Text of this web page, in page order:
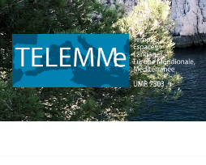
Aller
au
contenu